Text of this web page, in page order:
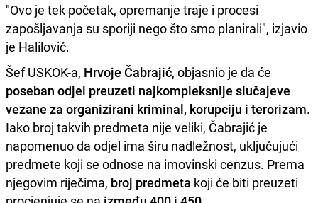
"Ovo je tek početak, opremanje traje i procesi
zapošljavanja su sporiji nego što smo planirali", izjavio
je Halilović.
Šef USKOK-a, Hrvoje Čabrajić, objasnio je da će
poseban odjel preuzeti najkompleksnije slučajeve
vezane za organizirani kriminal, korupciju i terorizam.
Iako broj takvih predmeta nije veliki, Čabrajić je
napomenuo da odjel ima širu nadležnost, uključujući
predmete koji se odnose na imovinski cenzus. Prema
njegovim riječima, broj predmeta koji će biti preuzeti